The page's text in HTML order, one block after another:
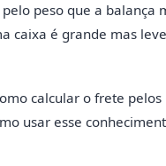
peso que a
caixa é grande mas
calcular o frete
usar esse